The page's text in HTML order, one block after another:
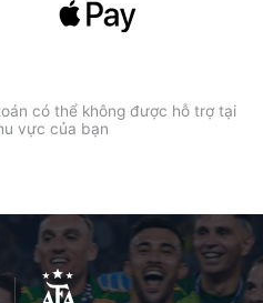
có thể không được hỗ trợ tại
vực của bạn